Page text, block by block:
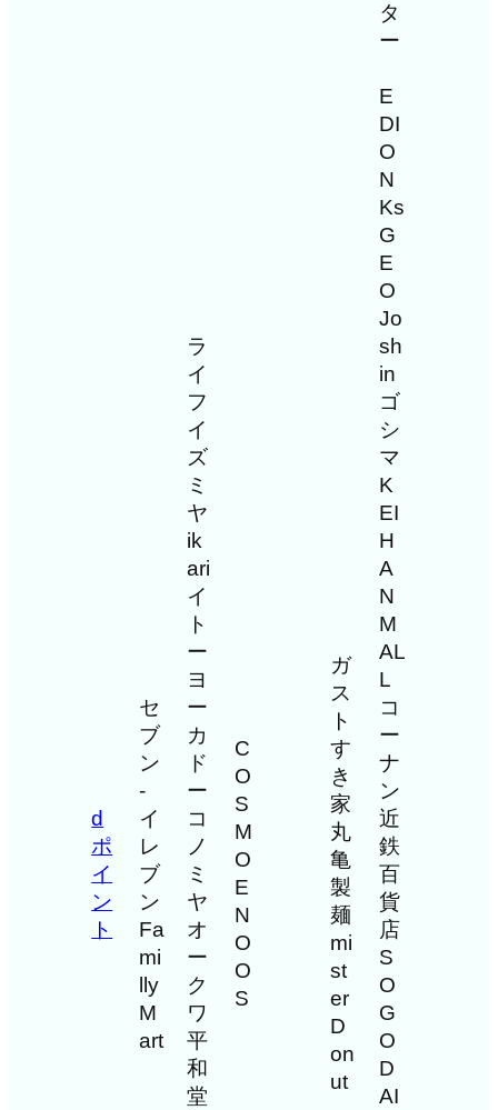
d
ポ
イ
ン
ト
セ
ブ
ン
-
イ
レ
ブ
ン
Fa
mi
lly
M
art
ラ
イ
フ
イ
ズ
ミ
ヤ
ik
ari
イ
ト
ー
ヨ
ー
カ
ド
ー
コ
ノ
ミ
ヤ
オ
ー
ク
ワ
平
和
堂
C
O
S
M
O
E
N
O
O
S
ガ
ス
ト
す
き
家
丸
亀
製
麺
mi
st
er
D
on
ut
タ
ー
E
DI
O
N
Ks
G
E
O
Jo
sh
in
ゴ
シ
マ
K
EI
H
A
N
M
AL
L
コ
ー
ナ
ン
近
鉄
百
貨
店
S
O
G
O
D
AI